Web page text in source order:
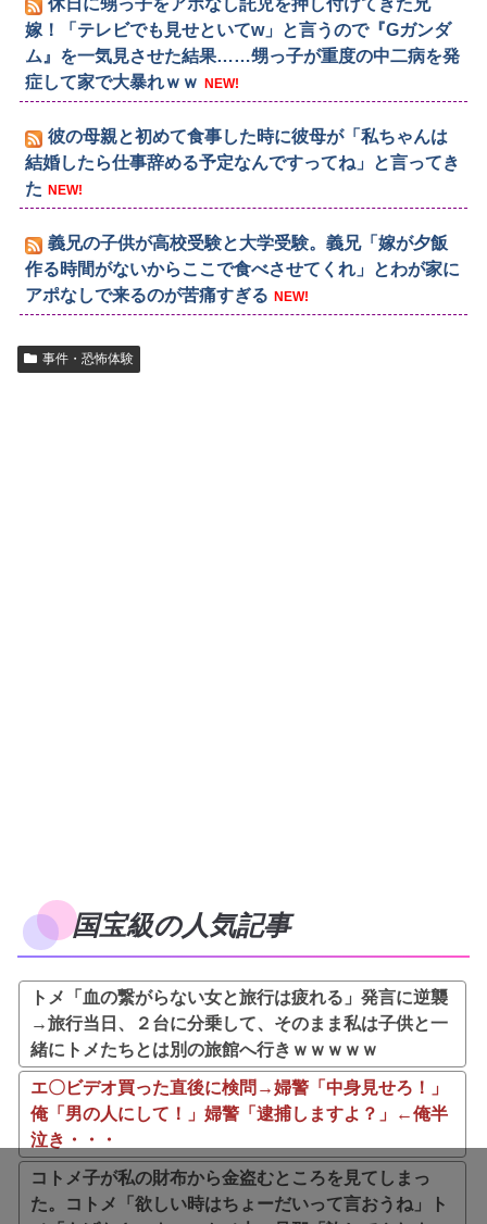
休日に甥っ子をアポなし託児を押し付けてきた兄
嫁！「テレビでも見せといてw」と言うので『Gガンダ
ム』を一気見させた結果……甥っ子が重度の中二病を発
症して家で大暴れｗｗ
NEW!
彼の母親と初めて食事した時に彼母が「私ちゃんは
結婚したら仕事辞める予定なんですってね」と言ってき
た NEW!
義兄の子供が高校受験と大学受験。義兄「嫁が夕飯
作る時間がないからここで食べさせてくれ」とわが家に
アポなしで来るのが苦痛すぎる NEW!
事件・恐怖体験
国宝級の人気記事
トメ「血の繋がらない女と旅行は疲れる」発言に逆襲
→旅行当日、２台に分乗して、そのまま私は子供と一
緒にトメたちとは別の旅館へ行きｗｗｗｗｗ
エ〇ビデオ買った直後に検問→婦警「中身見せろ！」
俺「男の人にして！」婦警「逮捕しますよ？」←俺半
泣き・・・
コトメ子が私の財布から金盗むところを見てしまっ
た。コトメ「欲しい時はちょーだいって言おうね」ト